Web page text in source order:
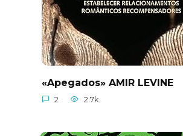
«Apegados» AMIR LEVINE
2 2.7k.